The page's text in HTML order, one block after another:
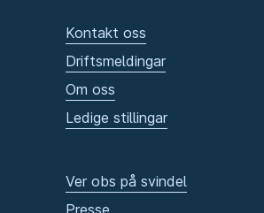
Kontakt oss
Driftsmeldingar
Om oss
Ledige stillingar
Ver obs på svindel